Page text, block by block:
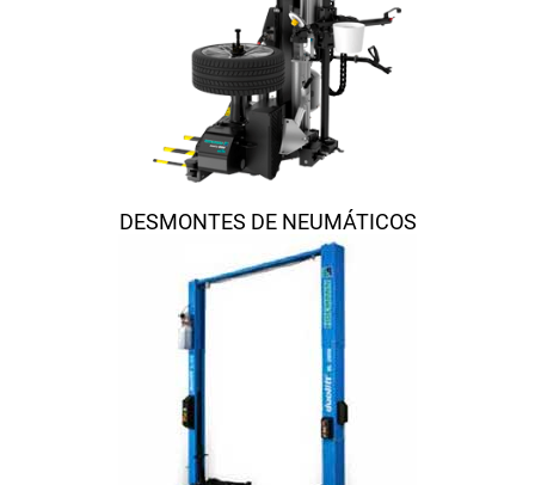
DESMONTES DE NEUMÁTICOS